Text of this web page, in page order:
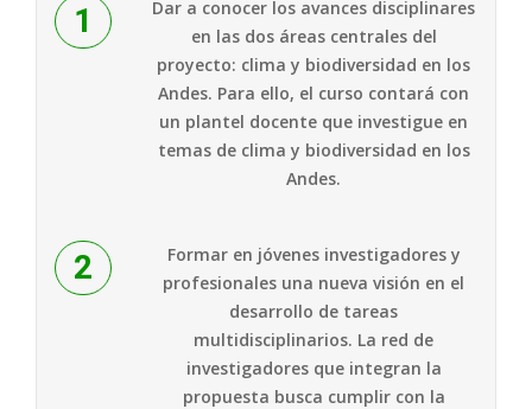
Dar a conocer los avances disciplinares
en las dos áreas centrales del
proyecto: clima y biodiversidad en los
Andes. Para ello, el curso contará con
un plantel docente que investigue en
temas de clima y biodiversidad en los
Andes.
Formar en jóvenes investigadores y
profesionales una nueva visión en el
desarrollo de tareas
multidisciplinarios. La red de
investigadores que integran la
propuesta busca cumplir con la